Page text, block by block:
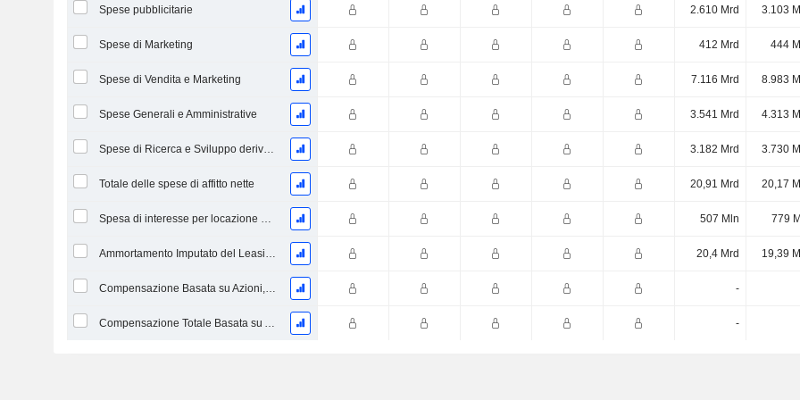
Spese pubblicitarie 2.610 Mrd 3.103
Spese di Marketing 412 Mrd 444
Spese di Vendita e Marketing 7.116 Mrd 8.983
Spese Generali e Amministrative 3.541 Mrd 4.313
Spese di Ricerca e Sviluppo derivanti dalle Note a piè di pagina 3.182 Mrd 3.730
Totale delle spese di affitto nette 20,91 Mrd 20,17
Spesa di interesse per locazione operativa imputata 507 Mln 779
Ammortamento Imputato del Leasing Operativo 20,4 Mrd 19,39
Compensazione Basata su Azioni, Altro (Totale) -
Compensazione Totale Basata su Azioni -